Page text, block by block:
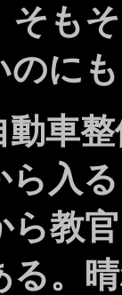
そも
のに
動車
ら入
教
。